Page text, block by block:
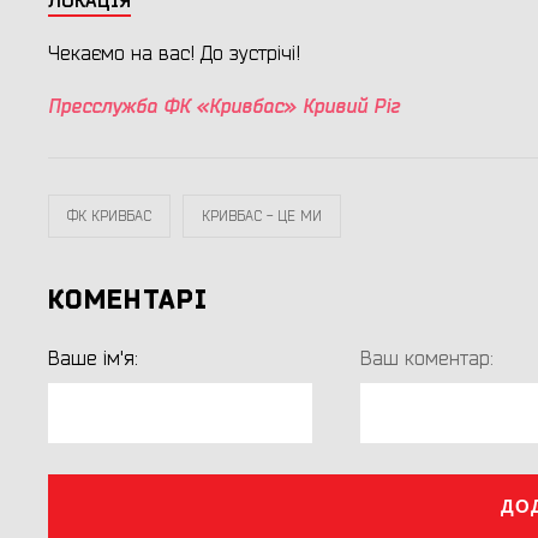
Чекаємо на вас! До зустрічі!
Пресслужба ФК «Кривбас» Кривий Ріг
ФК КРИВБАС КРИВБАС - ЦЕ МИ
КОМЕНТАРІ
Ваше ім'я: Ваш коментар: